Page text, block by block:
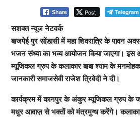
Share Post Telegram
सशक्त न्यूज नेटवर्क
बाजपेई पुर सोंडासी में महा शिवरात्रि के पावन
भजन संध्या का भव्य आयोजन किया जाएगा।
म्यूजिकल ग्रुप के कलाकार बाबा श्याम के
जानकारी समाजसेवी राजेश त्रिवेदी ने दी।
कार्यक्रम में कानपुर के अंकुर म्यूजिकल ग्रुप के
मधुर आवाज़ से भक्तों को मंत्रमुग्ध करेंगे।